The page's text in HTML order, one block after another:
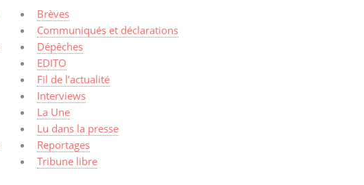
Brèves
Communiqués et déclarations
Dépêches
EDITO
Fil de l’actualité
Interviews
La Une
Lu dans la presse
Reportages
Tribune libre